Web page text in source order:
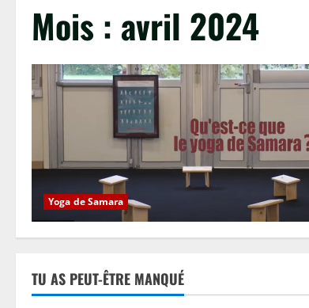
Mois : avril 2024
Yoga de Samara
TU AS PEUT-ÊTRE MANQUÉ